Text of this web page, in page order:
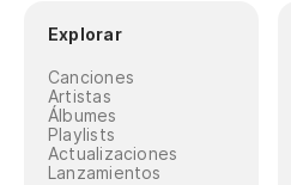
Explorar
Canciones
Artistas
Álbumes
Playlists
Actualizaciones
Lanzamientos